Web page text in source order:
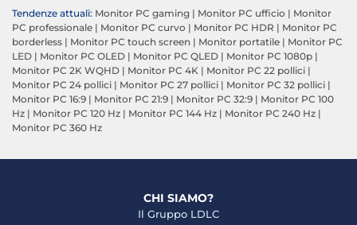
Tendenze attuali: Monitor PC gaming | Monitor PC ufficio | Monitor
PC professionale | Monitor PC curvo | Monitor PC HDR | Monitor PC
borderless | Monitor PC touch screen | Monitor portatile | Monitor PC
LED | Monitor PC OLED | Monitor PC QLED | Monitor PC 1080p |
Monitor PC 2K WQHD | Monitor PC 4K | Monitor PC 22 pollici |
Monitor PC 24 pollici | Monitor PC 27 pollici | Monitor PC 32 pollici |
Monitor PC 16:9 | Monitor PC 21:9 | Monitor PC 32:9 | Monitor PC 100
Hz | Monitor PC 120 Hz | Monitor PC 144 Hz | Monitor PC 240 Hz |
Monitor PC 360 Hz
CHI SIAMO?
Il Gruppo LDLC